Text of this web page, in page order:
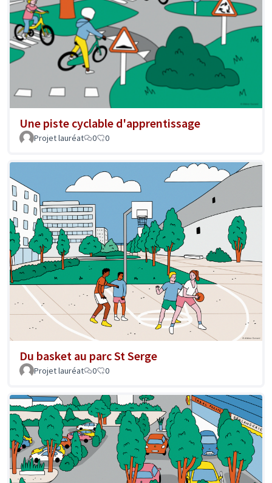
Une piste cyclable d'apprentissage
Projet lauréat 0 0
Du basket au parc St Serge
Projet lauréat 0 0